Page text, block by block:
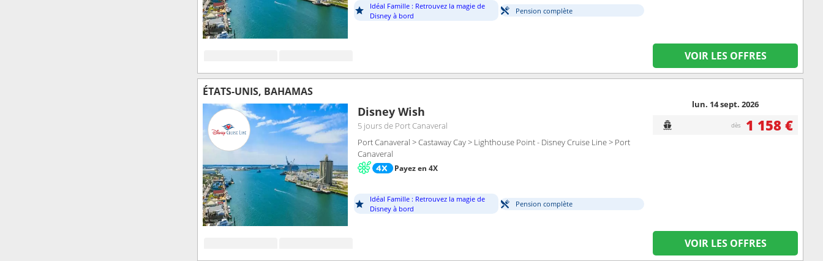
Idéal Famille : Retrouvez la magie de
Disney à bord
Pension complète
VOIR LES OFFRES
ÉTATS-UNIS, BAHAMAS
Disney Wish
5 joursde Port Canaveral
Port Canaveral > Castaway Cay > Lighthouse Point - Disney Cruise Line > Port
Canaveral
Payez en 4X
Idéal Famille : Retrouvez la magie de
Disney à bord
Pension complète
lun. 14 sept. 2026
dès 1 158 €
VOIR LES OFFRES